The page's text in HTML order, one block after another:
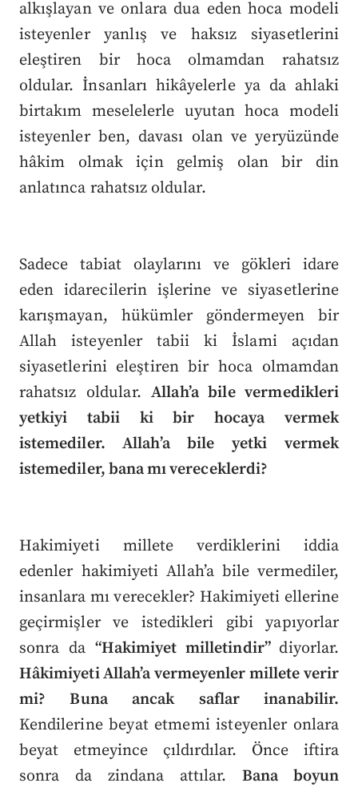
alkışlayan ve onlara dua eden hoca modeli
isteyenler yanlış ve haksız siyasetlerini
eleştiren bir hoca olmamdan rahatsız
oldular. İnsanları hikâyelerle ya da ahlaki
birtakım meselelerle uyutan hoca modeli
isteyenler ben, davası olan ve yeryüzünde
hâkim olmak için gelmiş olan bir din
anlatınca rahatsız oldular.
Sadece tabiat olaylarını ve gökleri idare
eden idarecilerin işlerine ve siyasetlerine
karışmayan, hükümler göndermeyen bir
Allah isteyenler tabii ki İslami açıdan
siyasetlerini eleştiren bir hoca olmamdan
rahatsız oldular.Allah’a bile vermedikleri
yetkiyi tabii ki bir hocaya vermek
istemediler. Allah’a bile yetki vermek
istemediler, bana mı vereceklerdi?
Hakimiyeti millete verdiklerini iddia
edenler hakimiyeti Allah’a bile vermediler,
insanlara mı verecekler? Hakimiyeti ellerine
geçirmişler ve istedikleri gibi yapıyorlar
sonra da “Hakimiyet milletindir” diyorlar.
Hâkimiyeti Allah’a vermeyenler millete verir
mi? Buna ancak saflar inanabilir.
Kendilerine beyat etmemi isteyenler onlara
beyat etmeyince çıldırdılar. Önce iftira
sonra da zindana attılar. Bana boyun